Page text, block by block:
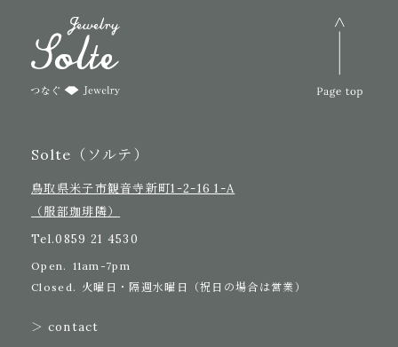
Solte（ソルテ）
鳥取県米子市観音寺新町1-2-16 1-A
（服部珈琲隣）
Tel.0859 21 4530
Open. 11am-7pm
Closed. 火曜日・隔週水曜日（祝日の場合は営業）
＞ contact